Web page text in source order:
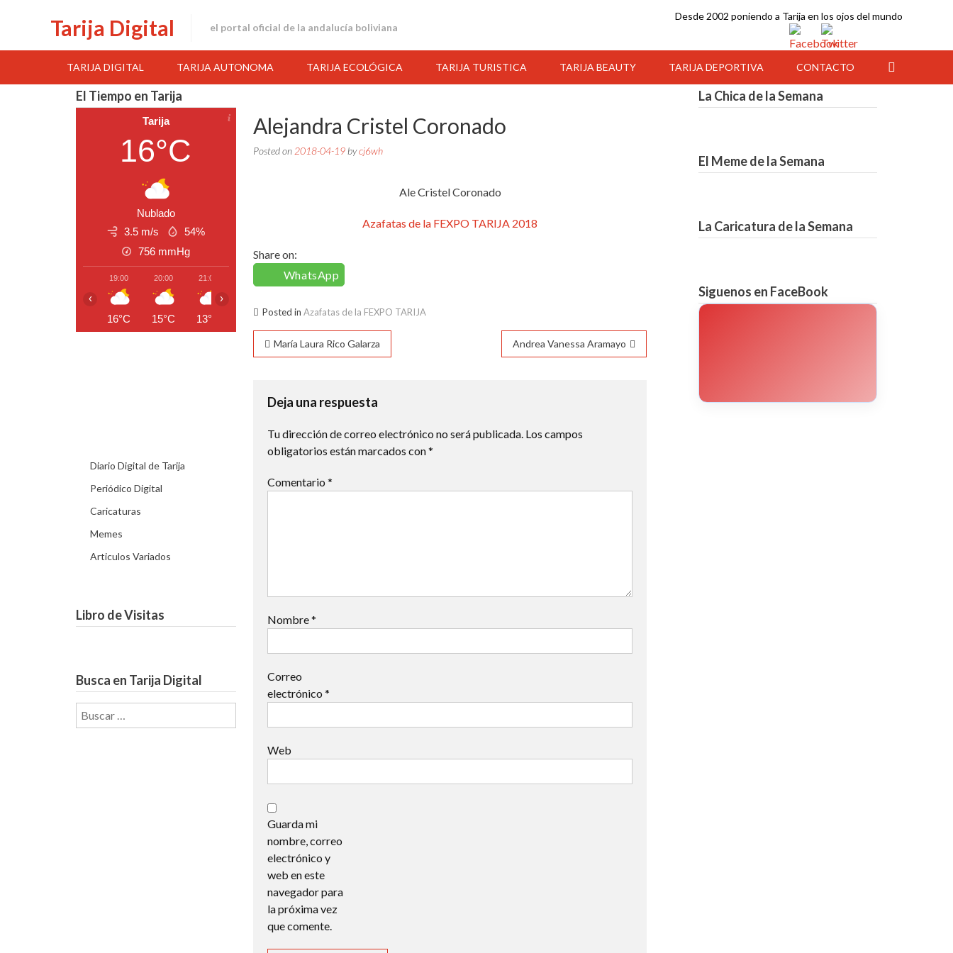
Tarija Digital el portal oficial de la andalucía boliviana
Desde 2002 poniendo a Tarija en los ojos del mundo
TARIJA DIGITAL TARIJA AUTONOMA TARIJA ECOLÓGICA TARIJA TURISTICA TARIJA BEAUTY TARIJA DEPORTIVA CONTACTO
Alejandra Cristel Coronado
Posted on 2018-04-19bycj6wh
Ale Cristel Coronado
Azafatas de la FEXPO TARIJA 2018
Share on:
WhatsApp
Posted in Azafatas de la FEXPO TARIJA
Navegación
entradas
María Laura Rico Galarza Andrea Vanessa Aramayo
Deja una respuesta
Tu dirección de correo electrónico no será publicada. Los campos
obligatorios están marcados con*
Comentario *
Nombre*
Correo
electrónico *
Web
Guarda mi
nombre, correo
electrónico y
web en este
navegador para
la próxima vez
que comente.
El Tiempo en Tarija
Tarija
16°C
Nublado
3.5 m/s
54%
756 mmHg
19:00
16°C
20:00
15°C
21:00
13°C 12°C
23:00
11°C
00:00
11°C 11°C 12°C
‹ ›
Diario Digital de Tarija
Periódico Digital
Caricaturas
Memes
Articulos Variados
Libro de Visitas
Busca en Tarija Digital
Buscar:
La Chica de la Semana
El Meme de la Semana
La Caricatura de la Semana
Siguenos en FaceBook